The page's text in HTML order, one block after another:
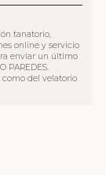
tanatorio,
online y servicio
enviar un último
PAREDES.
como del velatorio